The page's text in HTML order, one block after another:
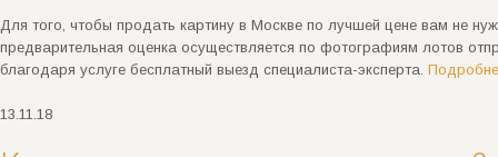
Для того, чтобы продать картину в Москве по лучшей цене вам не
предварительная оценка осуществляется по фотографиям лотов
благодаря услуге бесплатный выезд специалиста-эксперта.
13.11.18